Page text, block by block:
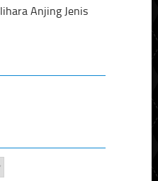
Anjing Jenis